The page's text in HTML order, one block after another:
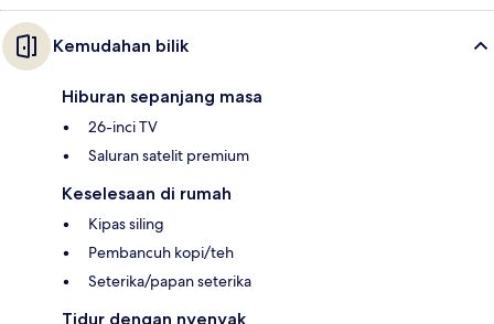
Kemudahan bilik
Hiburan sepanjang masa
26-inci TV
Saluran satelit premium
Keselesaan di rumah
Kipas siling
Pembancuh kopi/teh
Seterika/papan seterika
Tidur dengan nyenyak